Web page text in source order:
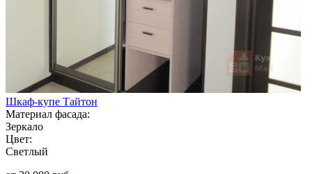
Шкаф-купе Тайтон
Материал фасада:
Зеркало
Цвет:
Светлый